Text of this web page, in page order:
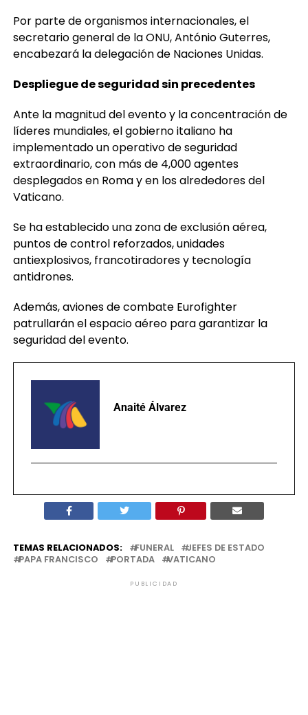
Por parte de organismos internacionales, el
secretario general de la ONU, António Guterres,
encabezará la delegación de Naciones Unidas.
Despliegue de seguridad sin precedentes
Ante la magnitud del evento y la concentración de
líderes mundiales, el gobierno italiano ha
implementado un operativo de seguridad
extraordinario, con más de 4,000 agentes
desplegados en Roma y en los alrededores del
Vaticano.
Se ha establecido una zona de exclusión aérea,
puntos de control reforzados, unidades
antiexplosivos, francotiradores y tecnología
antidrones.
Además, aviones de combate Eurofighter
patrullarán el espacio aéreo para garantizar la
seguridad del evento.
Anaité Álvarez
TEMAS RELACIONADOS: FUNERAL
JEFES DE ESTADO
PAPA FRANCISCO
PORTADA VATICANO
PUBLICIDAD